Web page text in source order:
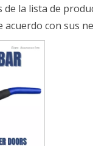
de la lista de
acuerdo con sus